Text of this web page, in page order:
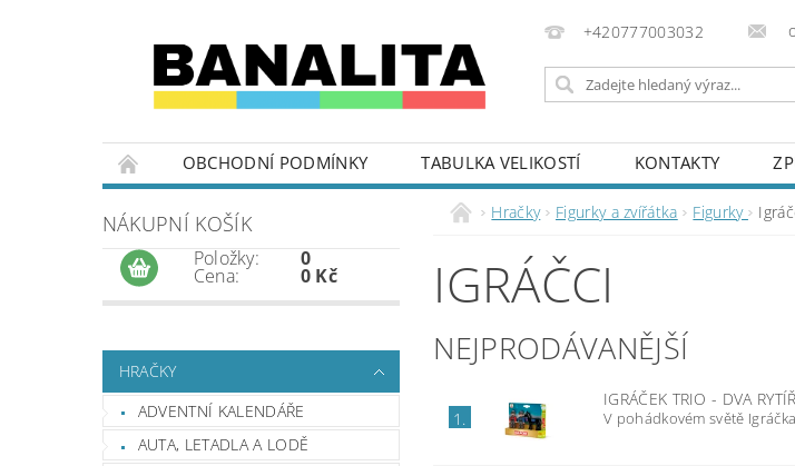
+420777003032
OBCHODNÍ PODMÍNKY TABULKA VELIKOSTÍ KONTAKTY
NÁKUPNÍ KOŠÍK
Položky:
Cena:
0
0 Kč
HRAČKY
ADVENTNÍ KALENDÁŘE
AUTA, LETADLA A LODĚ
Hračky Figurky a zvířátka Figurky
IGRÁČCI
NEJPRODÁVANĚJŠÍ
1.
IGRÁČEK TRIO - DVA
V pohádkovém světě